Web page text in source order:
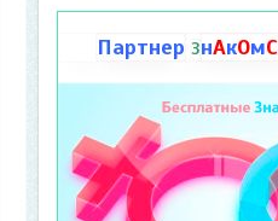
Партнер ЗнАкОмС